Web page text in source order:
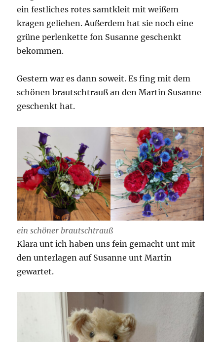
ein festliches rotes samtkleit mit weißem
kragen geliehen. Außerdem hat sie noch eine
grüne perlenkette fon Susanne geschenkt
bekommen.
Gestern war es dann soweit. Es fing mit dem
schönen brautschtrauß an den Martin Susanne
geschenkt hat.
ein schöner brautschtrauß
Klara unt ich haben uns fein gemacht unt mit
den unterlagen auf Susanne unt Martin
gewartet.